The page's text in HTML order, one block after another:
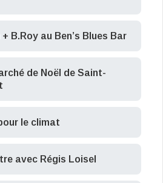
B.Roy au Ben’s Blues Bar
de Noël de Saint-
le climat
avec Régis Loisel